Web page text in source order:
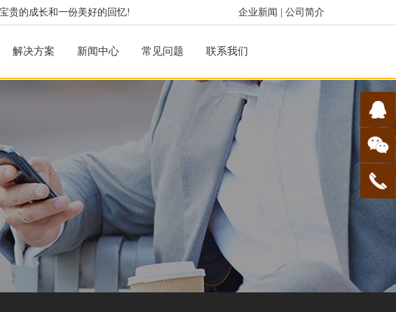
企业新闻 公司简介
贵的成长和一份美好的回忆!
解决方案 新闻中心 常见问题 联系我们